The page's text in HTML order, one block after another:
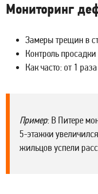
Мониторинг
Замеры трещин в
Контроль
Как часто: от 1
Пример: В Питере
5-этажки
жильцов успели